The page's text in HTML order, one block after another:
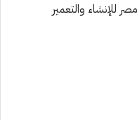
للإنشاء والتعمير